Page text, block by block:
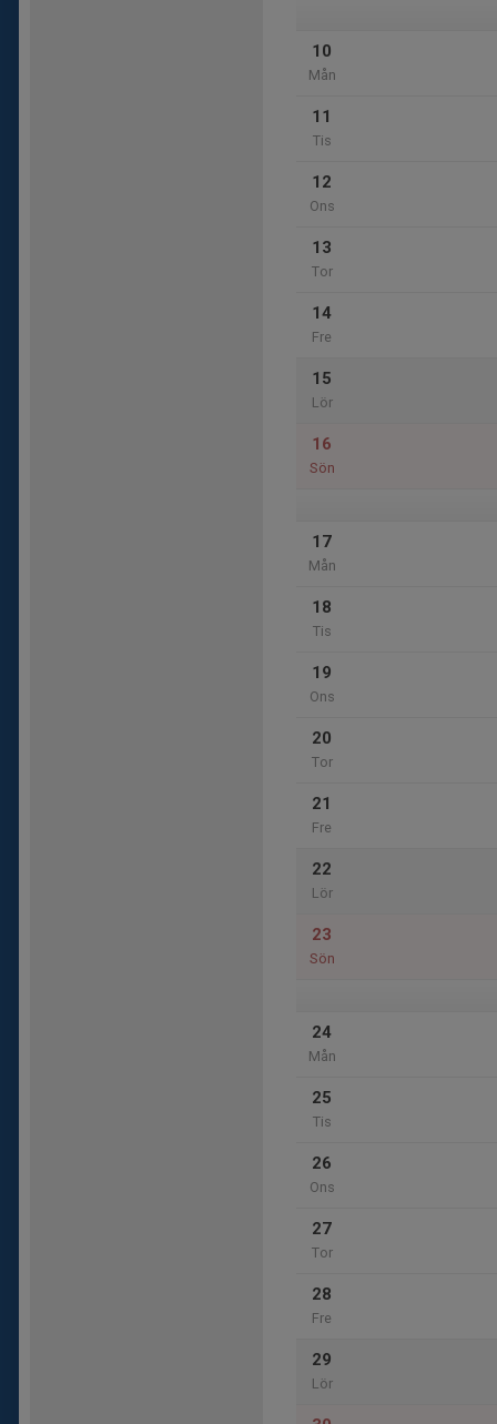
10
Mån
11
Tis
12
Ons
13
Tor
14
Fre
15
Lör
16
Sön
17
Mån
18
Tis
19
Ons
20
Tor
21
Fre
22
Lör
23
Sön
24
Mån
25
Tis
26
Ons
27
Tor
28
Fre
29
Lör